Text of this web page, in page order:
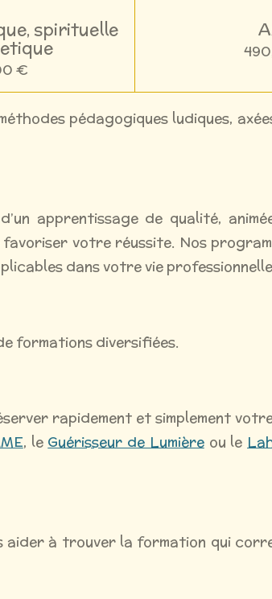
spirituelle
€
pédagogiques ludiques,
apprentissage de qualité,
votre réussite. Nos
dans votre vie
formations diversifiées.
rapidement et simplement
, le Guérisseur de Lumièreou le
aider à trouver la formation qui